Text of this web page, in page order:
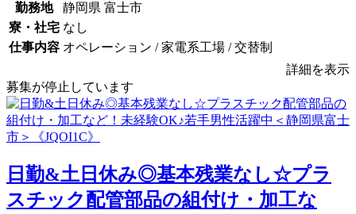
勤務地
静岡県 富士市
寮・社宅 なし
仕事内容 オペレーション / 家電系工場 / 交替制
詳細を表示
募集が停止しています
日勤&土日休み◎基本残業なし☆プラ
スチック配管部品の組付け・加工な